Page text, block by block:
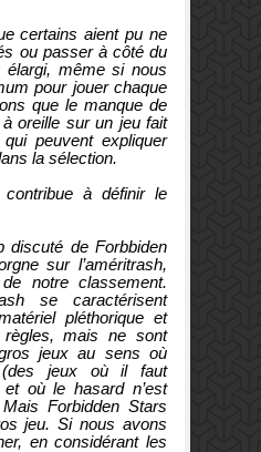
certains aient pu ne
ou passer à côté du
même si nous
pour jouer chaque
que le manque de
oreille sur un jeu fait
peuvent expliquer
la sélection.
à définir le
discuté de Forbbiden
sur l’améritrash,
notre classement.
se caractérisent
pléthorique et
règles, mais ne sont
jeux au sens où
(des jeux où il faut
où le hasard n’est
Forbidden Stars
jeu. Si nous avons
en considérant les